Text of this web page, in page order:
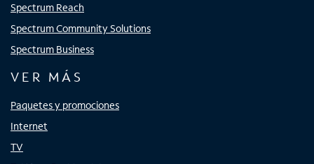
Spectrum Reach
Spectrum Community Solutions
Spectrum Business
VER MÁS
Paquetes y promociones
Internet
TV